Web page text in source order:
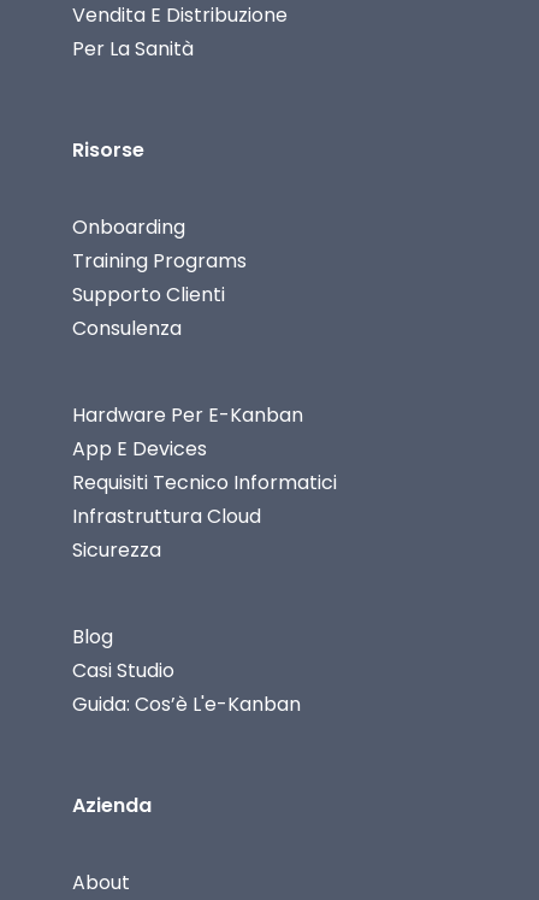
Vendita E Distribuzione
Per La Sanità
Risorse
Onboarding
Training Programs
Supporto Clienti
Consulenza
Hardware Per E-Kanban
App E Devices
Requisiti Tecnico Informatici
Infrastruttura Cloud
Sicurezza
Blog
Casi Studio
Guida: Cos’è L'e-Kanban
Azienda
About